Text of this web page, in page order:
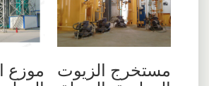
مستخرج الزيوت موزع